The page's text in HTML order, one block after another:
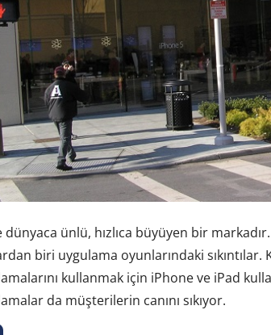
dünyaca ünlü, hızlıca büyüyen bir
biri uygulama oyunlarındaki sıkıntılar.
kullanmak için iPhone ve iPad
da müşterilerin canını sıkıyor.